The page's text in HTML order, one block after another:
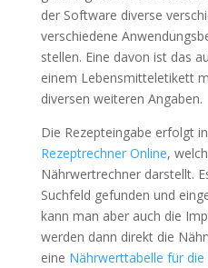
der Software diverse
verschiedene
stellen. Eine davon ist das
einem Lebensmitteletikett
diversen weiteren Angaben.
Die Rezepteingabe erfolgt
Rezeptrechner Online,
Nährwertrechner darstellt.
Suchfeld gefunden und
kann man aber auch die
werden dann direkt die
eine Nährwerttabelle für